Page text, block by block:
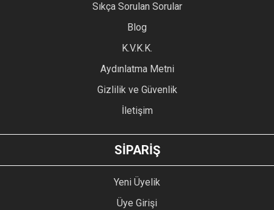
Ürün açıklamasında eksik bilgiler bulunuyor.
Ürün bilgilerinde hatalar bulunuyor.
Ürün fiyatı diğer sitelerden daha pahalı.
GÖNDER
Sıkça Sorulan Sorular
Blog
K.V.K.K.
Aydınlatma Metni
Gizlilik ve Güvenlik
İletişim
SİPARİŞ
Yeni Üyelik
Üye Girişi